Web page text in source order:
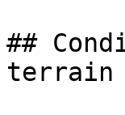
##
terrain